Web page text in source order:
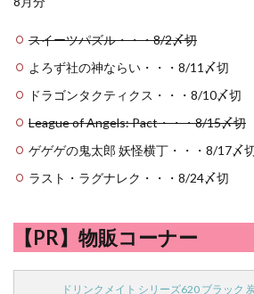
スイーツパズル・・・8/2〆切
よろず社の神ならい・・・8/11〆切
ドラゴンタクティクス・・・8/10〆切
League of Angels: Pact・・・8/15〆切
ゲゲゲの鬼太郎 妖怪横丁・・・8/17〆
ラスト・ラグナレク・・・8/24〆切
【PR】物販コーナー
ドリンクメイト シリーズ620 ブラック